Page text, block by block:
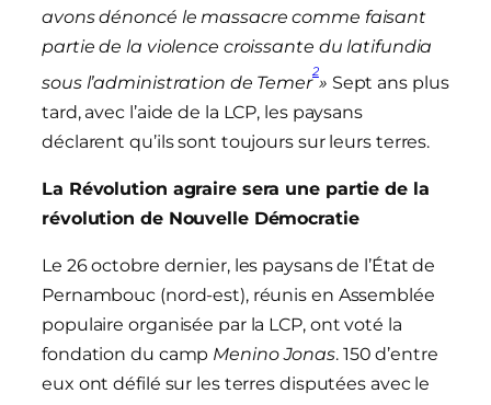
avons dénoncé le massacre comme faisant
partie de la violence croissante du latifundia
sous l’administration de Temer
2
» Sept ans plus
tard, avec l’aide de la LCP, les paysans
déclarent qu’ils sont toujours sur leurs terres.
La Révolution agraire sera une partie de la
révolution de Nouvelle Démocratie
Le 26 octobre dernier, les paysans de l’État de
Pernambouc (nord-est), réunis en Assemblée
populaire organisée par la LCP, ont voté la
fondation du camp Menino Jonas. 150 d’entre
eux ont défilé sur les terres disputées avec le